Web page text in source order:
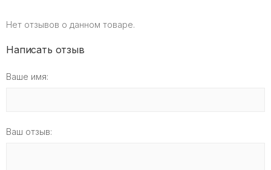
Нет отзывов о данном товаре.
Написать отзыв
Ваше имя:
Ваш отзыв: